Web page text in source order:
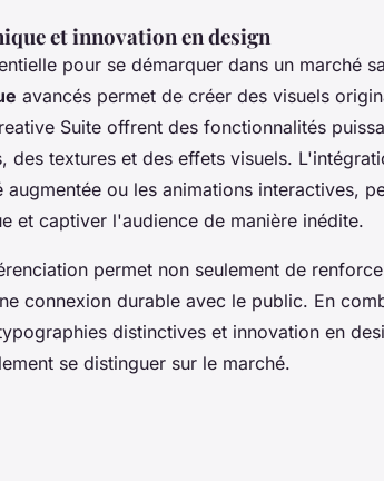
et innovation en design
pour se démarquer dans un marché
avancés permet de créer des visuels
Suite offrent des fonctionnalités
des textures et des effets visuels.
ou les animations interactives,
et captiver l'audience de manière inédite.
permet non seulement de
connexion durable avec le public. En
distinctives et innovation en
se distinguer sur le marché.